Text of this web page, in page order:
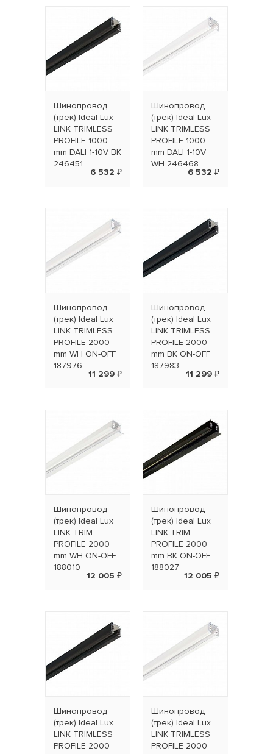
Шинопровод
(трек) Ideal Lux
LINK TRIMLESS
PROFILE 1000
mm DALI 1-10V BK
246451
6 532 ₽
Шинопровод
(трек) Ideal Lux
LINK TRIMLESS
PROFILE 1000
mm DALI 1-10V
WH 246468
6 532 ₽
Шинопровод
(трек) Ideal Lux
LINK TRIMLESS
PROFILE 2000
mm WH ON-OFF
187976
11 299 ₽
Шинопровод
(трек) Ideal Lux
LINK TRIMLESS
PROFILE 2000
mm BK ON-OFF
187983
11 299 ₽
Шинопровод
(трек) Ideal Lux
LINK TRIM
PROFILE 2000
mm WH ON-OFF
188010
12 005 ₽
Шинопровод
(трек) Ideal Lux
LINK TRIM
PROFILE 2000
mm BK ON-OFF
188027
12 005 ₽
Шинопровод
(трек) Ideal Lux
LINK TRIMLESS
PROFILE 2000
Шинопровод
(трек) Ideal Lux
LINK TRIMLESS
PROFILE 2000